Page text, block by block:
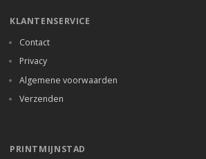
KLANTENSERVICE
Contact
Privacy
Algemene voorwaarden
Verzenden
PRINTMIJNSTAD